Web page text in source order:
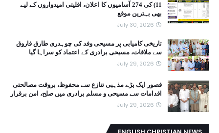
11) کی 274 آسامیوں کا اعلان، اقلیتی امیدواروں کے لیے
بھی بہترین موقع
July 30, 2026
تاریخی کامیابی پر مسیحی وفد کی چوہدری طارق فاروق
سے ملاقات، مسیحی برادری کے اعتماد کو سراہا گیا
July 29, 2026
قصور ایک بڑے مذہبی تنازع سے محفوظ، بروقت مصالحتی
اقدامات سے مسیحی و مسلم برادری میں صلح، امن برقرار
July 29, 2026